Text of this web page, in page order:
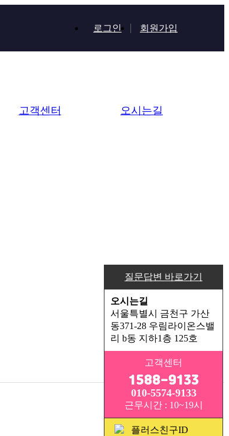
회원가입
로그인
고객센터 오시는길
질문답변 바로가기
오시는길
서울특별시 금천구 가산
동371-28 우림라이온스밸
리 b동 지하1층 125호
고객센터
1588-9133
010-5574-9133
근무시간 : 10~19시
플러스친구ID